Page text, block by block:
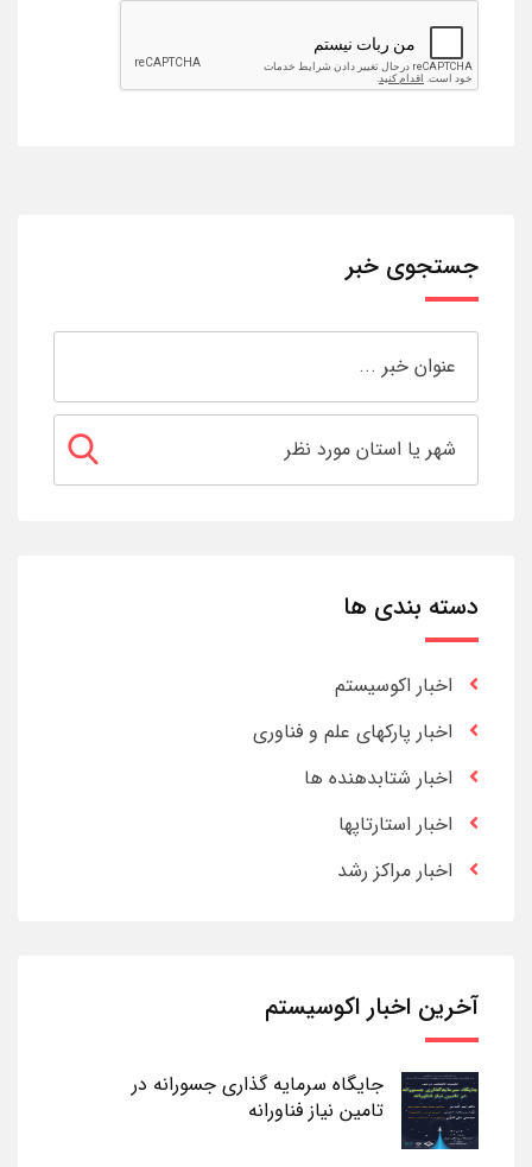
جستجوی خبر
دسته بندی ها
اخبار اکوسیستم
اخبار پارکهای علم و فناوری
اخبار شتابدهنده ها
اخبار استارتاپها
اخبار مراکز رشد
آخرین اخبار اکوسیستم
جایگاه سرمایه گذاری جسورانه در
تامین نیاز فناورانه